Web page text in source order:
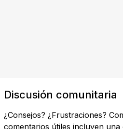
Discusión comunitaria
¿Consejos? ¿Frustraciones?
comentarios útiles incluyen una